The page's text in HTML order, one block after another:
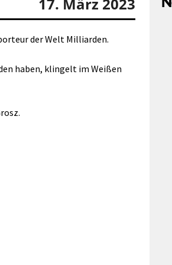
der Welt Milliarden.
haben, klingelt im Weißen